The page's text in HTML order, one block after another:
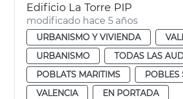
Edificio La Torre PIP
modificado hace 5 años
URBANISMO Y VIVIENDA
URBANISMO
TODAS LAS
POBLATS MARITIMS
POBLES
VALENCIA
EN PORTADA